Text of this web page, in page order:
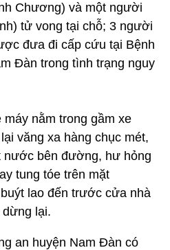
Chương) và một người
tử vong tại chỗ; 3 người
đưa đi cấp cứu tại Bệnh
Đàn trong tình trạng nguy
nằm trong gầm xe
văng xa hàng chục mét,
bên đường, hư hỏng
tung tóe trên mặt
lao đến trước cửa nhà
lại.
an huyện Nam Đàn có